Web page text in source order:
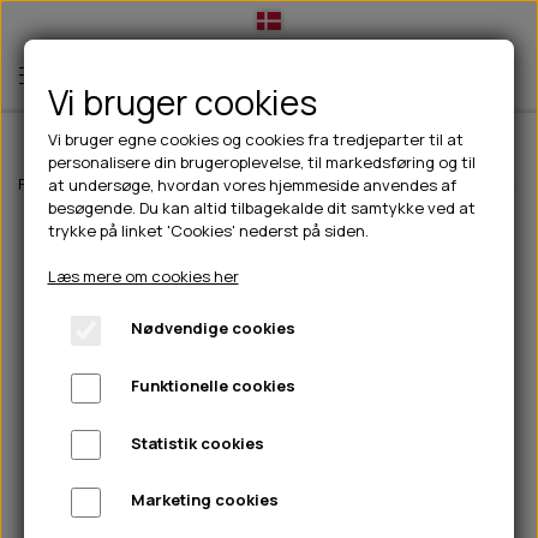
TIL HUND
💧FODER- VANDSKÅLE
CHICOPEE
GODBIDSTASKE
HALSBÅND
🦴 GODBIDDER & SNACKS
🍖 SMAGSVARIANTER
🎾 LEGETØJ
TÆNDER, ØRE, ØJE, POTER & NÆSE
🐾 UDSTYR & KOMFORT
TIL HUNDEEJER
DRIKKEFLASKER/TERMOFLASKER
HUER OG VANTER
PINEWOOD SALES
TIL KAT
TILBUD
NYHEDER
ABONNEMENT
Forside Til hunde Pleje & hygiejne Grooming B&B
Vi bruger cookies
Vi bruger egne cookies og cookies fra tredjeparter til at
personalisere din brugeroplevelse, til markedsføring og til
at undersøge, hvordan vores hjemmeside anvendes af
besøgende. Du kan altid tilbagekalde dit samtykke ved at
trykke på linket 'Cookies' nederst på siden.
Læs mere om cookies her
Nødvendige cookies
Funktionelle cookies
Statistik cookies
Marketing cookies